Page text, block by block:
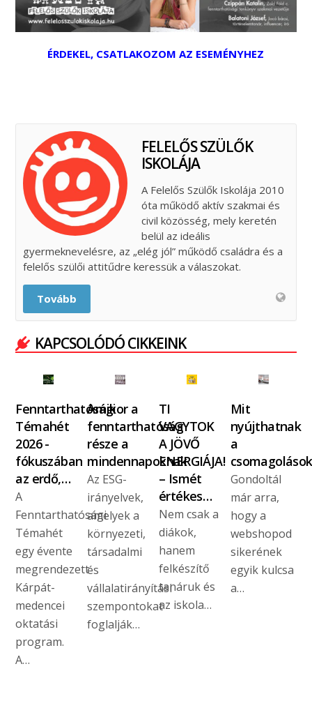
ÉRDEKEL, CSATLAKOZOM AZ ESEMÉNYHEZ
FELELŐS SZÜLŐK
ISKOLÁJA
A Felelős Szülők Iskolája 2010
óta működő aktív szakmai és
civil közösség, mely keretén
belül az ideális
gyermeknevelésre, az „elég jól” működő családra és a
felelős szülői attitűdre keressük a válaszokat.
Tovább
KAPCSOLÓDÓ CIKKEINK
Fenntarthatósági
Témahét
2026 -
fókuszában
az erdő,…
A
Fenntarthatósági
Témahét
egy évente
megrendezett
Kárpát-
medencei
oktatási
program.
A…
Amikor a
fenntarthatóság
része a
mindennapoknak
Az ESG-
irányelvek,
amelyek a
környezeti,
társadalmi
és
vállalatirányítási
szempontokat
foglalják…
TI
VAGYTOK
A JÖVŐ
ENERGIÁJA!
– Ismét
értékes…
Nem csak a
diákok,
hanem
felkészítő
tanáruk és
az iskola…
Mit
nyújthatnak
a
Gondoltál
már arra,
hogy a
webshopod
sikerének
egyik kulcsa
a…